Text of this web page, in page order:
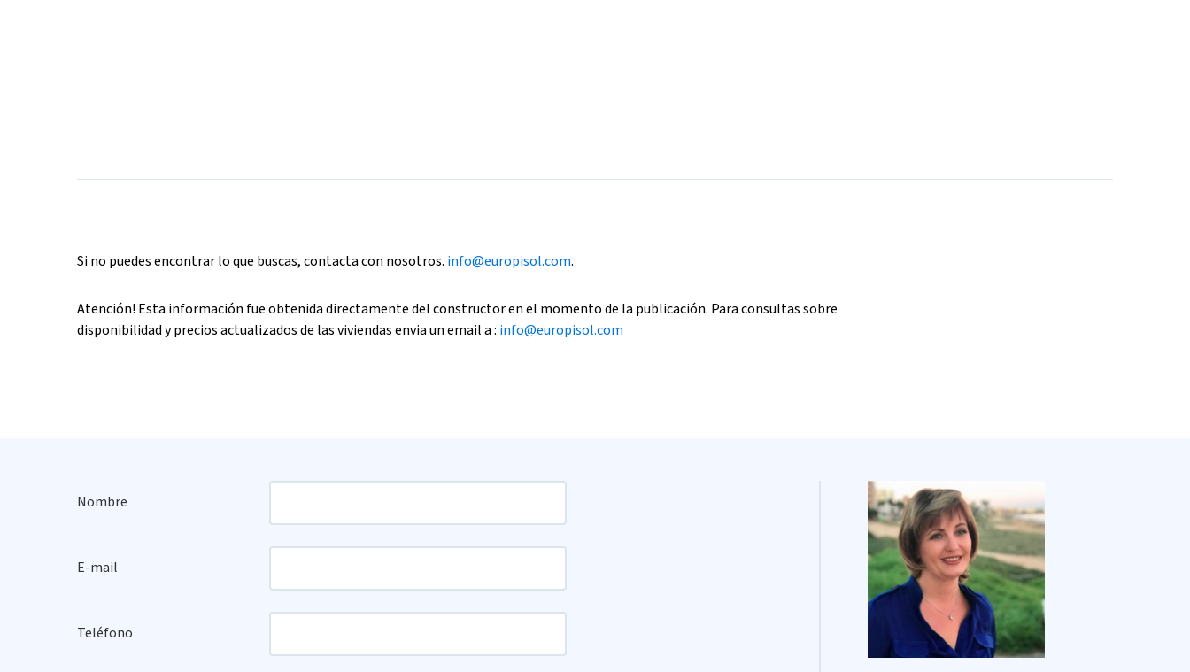
Si no puedes encontrar lo que buscas, contacta con nosotros. info@europisol.com.
Atención! Esta información fue obtenida directamente del constructor en el momento de la publicación. Para consultas sobre
disponibilidad y precios actualizados de las viviendas envia un email a : info@europisol.com
Nombre
E-mail
Teléfono